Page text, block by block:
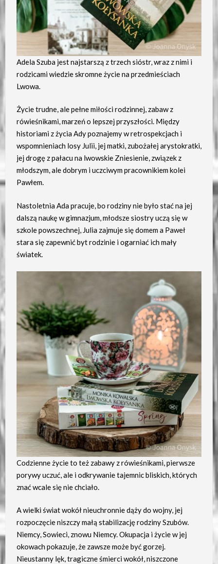
Adela Szuba jest najstarszą z trzech sióstr, wraz z nimi i
rodzicami wiedzie skromne życie na przedmieściach
Lwowa.
Życie trudne, ale pełne miłości rodzinnej, zabaw z
rówieśnikami, marzeń o lepszej przyszłości. Między
historiami z życia Ady poznajemy w retrospekcjach i
wspomnieniach losy Julii, jej matki, zubożałej arystokratki,
jej drogę z pałacu na lwowskie Zniesienie, związek z
młodszym, ale dobrym i uczciwym pracownikiem kolei
Pawłem.
Nastoletnia Ada pracuje, bo rodziny nie było stać na jej
dalszą naukę w gimnazjum, młodsze siostry uczą się w
szkole powszechnej, Julia zajmuje się domem a Paweł
stara się zapewnić byt rodzinie i ogarniać ich mały
światek.
Codzienne życie to też zabawy z rówieśnikami, pierwsze
porywy uczuć, ale i odkrywanie tajemnic bliskich, których
znać wcale się nie chciało.
A wielki świat wokół nieuchronnie dąży do wojny, jej
rozpoczęcie niszczy małą stabilizację rodziny Szubów.
Niemcy, Sowieci, znowu Niemcy. Okupacja i życie w jej
okowach pokazuje, że zawsze może być gorzej.
Nieustanny lęk, tragiczne śmierci wokół, niszczone